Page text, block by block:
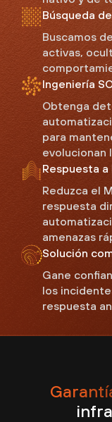
Búsqueda
Buscamos
activas,
Ingeniería
Obtenga
para
evolucionan
Respuesta
Reduzca el
respuesta
amenazas
Solución
Gane
los
respuesta